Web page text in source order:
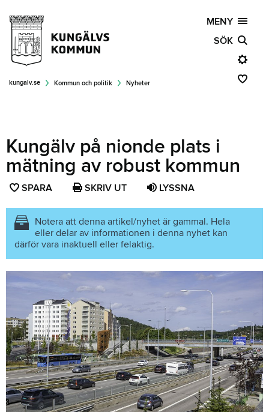
MENY
SÖK
kungalv.se Kommun och politik Nyheter
Kungälv på nionde plats i
mätning av robust kommun
SPARA SPARA
SOM
FAVORIT
SKRIV UT LYSSNA
Notera att denna artikel/nyhet är gammal. Hela
eller delar av informationen i denna nyhet kan
därför vara inaktuell eller felaktig.